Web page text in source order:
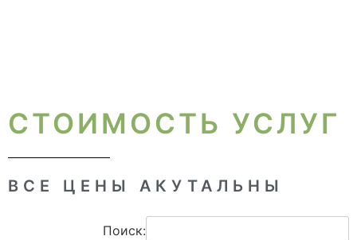
СТОИМОСТЬ УСЛУГ
ВСЕ ЦЕНЫ АКУТАЛЬНЫ
Поиск: